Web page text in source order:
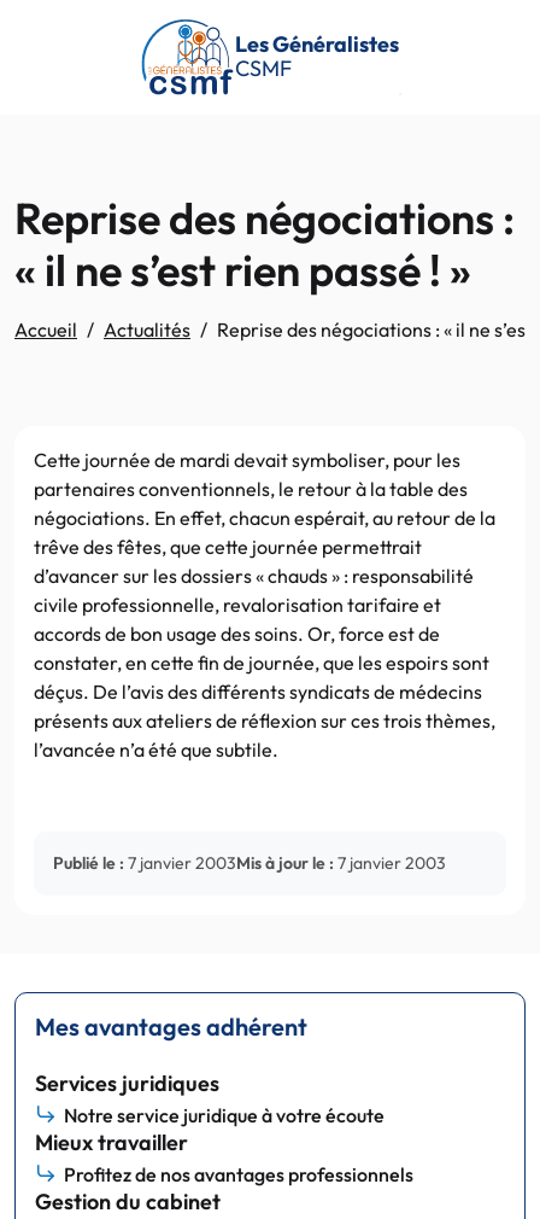
Passer au contenu principal
Les Généralistes
CSMF
Reprise des négociations :
« il ne s’est rien passé ! »
Accueil Actualités Reprise des négociations : « il ne s’est
Cette journée de mardi devait symboliser, pour les
partenaires conventionnels, le retour à la table des
négociations. En effet, chacun espérait, au retour de la
trêve des fêtes, que cette journée permettrait
d’avancer sur les dossiers « chauds » : responsabilité
civile professionnelle, revalorisation tarifaire et
accords de bon usage des soins. Or, force est de
constater, en cette fin de journée, que les espoirs sont
déçus. De l’avis des différents syndicats de médecins
présents aux ateliers de réflexion sur ces trois thèmes,
l’avancée n’a été que subtile.
Publié le : 7 janvier 2003Mis à jour le : 7 janvier 2003
Mes avantages adhérent
Services juridiques
Notre service juridique à votre écoute
Mieux travailler
Profitez de nos avantages professionnels
Gestion du cabinet